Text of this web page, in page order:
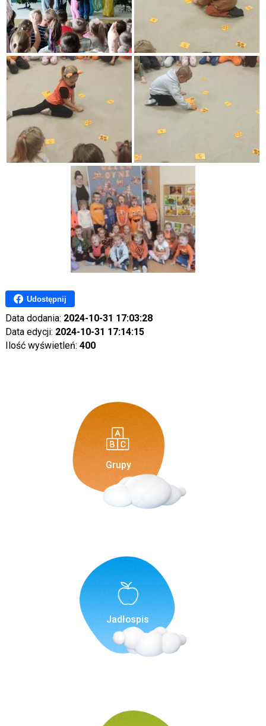
Udostępnij
Data dodania: 2024-10-31 17:03:28
Data edycji: 2024-10-31 17:14:15
Ilość wyświetleń: 400
Grupy
Jadłospis